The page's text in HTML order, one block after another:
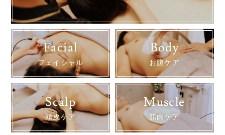
Facial
フェイシャル
Body
お腹ケア
Scalp
頭皮ケア
Muscle
筋肉ケア